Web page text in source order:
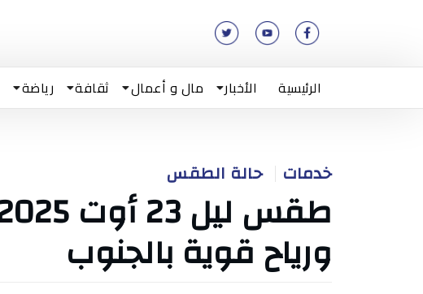
الرئيسية الأخبار مال و أعمال ثقافة رياضة
خدمات حالة الطقس
ورياح قوية بالجنوب